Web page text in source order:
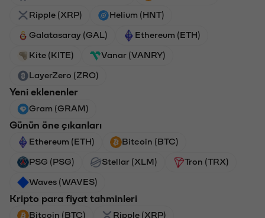
Ripple (XRP) Helium (HNT)
Galatasaray (GAL) Ethereum (ETH)
Kite (KITE) Vanar (VANRY)
LayerZero (ZRO)
Yeni eklenenler
Gram (GRAM)
Günün öne çıkanları
Ethereum (ETH) Bitcoin (BTC)
PSG (PSG) Stellar (XLM) Tron (TRX)
Waves (WAVES)
Kripto para fiyat tahminleri
Bitcoin (BTC) Ripple (XRP)